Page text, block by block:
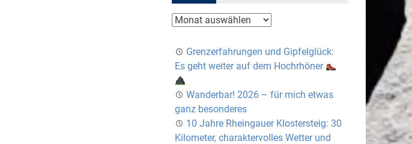
Archiv
Grenzerfahrungen und Gipfelglück:
Es geht weiter auf dem Hochrhöner
Wanderbar! 2026 – für mich etwas
ganz besonderes
10 Jahre Rheingauer Klostersteig: 30
Kilometer, charaktervolles Wetter und